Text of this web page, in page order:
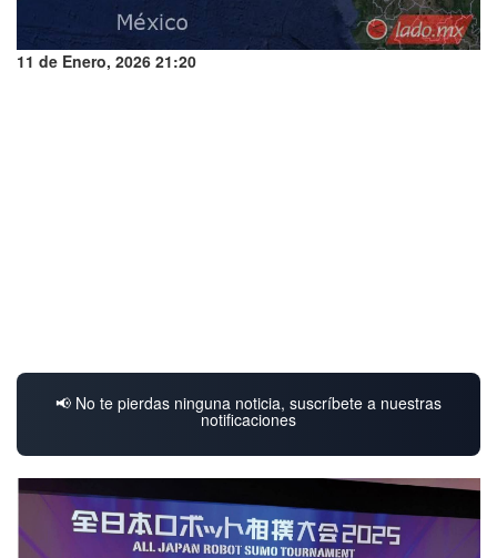
11 de Enero, 2026 21:20
📢 No te pierdas ninguna noticia, suscríbete a nuestras
notificaciones